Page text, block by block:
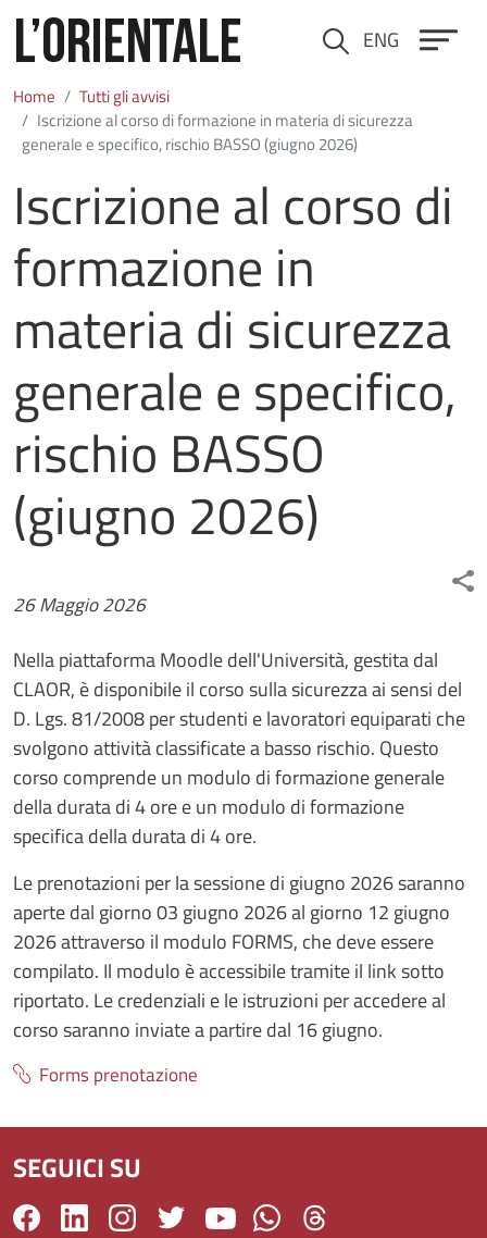
Cerca ENG
Home
Tutti gli avvisi
Iscrizione al corso di formazione in materia di sicurezza
generale e specifico, rischio BASSO (giugno 2026)
Iscrizione al corso di
formazione in
materia di sicurezza
generale e specifico,
rischio BASSO
(giugno 2026)
26 Maggio 2026
Nella piattaforma Moodle dell'Università, gestita dal
CLAOR, è disponibile il corso sulla sicurezza ai sensi del
D. Lgs. 81/2008 per studenti e lavoratori equiparati che
svolgono attività classificate a basso rischio. Questo
corso comprende un modulo di formazione generale
della durata di 4 ore e un modulo di formazione
specifica della durata di 4 ore.
Le prenotazioni per la sessione di giugno 2026 saranno
aperte dal giorno 03 giugno 2026 al giorno 12 giugno
2026 attraverso il modulo FORMS, che deve essere
compilato. Il modulo è accessibile tramite il link sotto
riportato. Le credenziali e le istruzioni per accedere al
corso saranno inviate a partire dal 16 giugno.
Forms prenotazione
SEGUICI SU